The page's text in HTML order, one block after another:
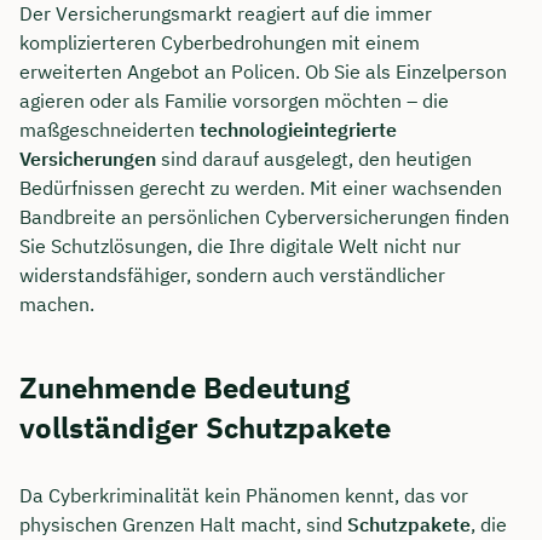
Der Versicherungsmarkt reagiert auf die immer
komplizierteren Cyberbedrohungen mit einem
erweiterten Angebot an Policen. Ob Sie als Einzelperson
agieren oder als Familie vorsorgen möchten – die
maßgeschneiderten technologieintegrierte
Versicherungen sind darauf ausgelegt, den heutigen
Bedürfnissen gerecht zu werden. Mit einer wachsenden
Bandbreite an persönlichen Cyberversicherungen finden
Sie Schutzlösungen, die Ihre digitale Welt nicht nur
widerstandsfähiger, sondern auch verständlicher
machen.
Zunehmende Bedeutung
vollständiger Schutzpakete
Da Cyberkriminalität kein Phänomen kennt, das vor
physischen Grenzen Halt macht, sind Schutzpakete, die